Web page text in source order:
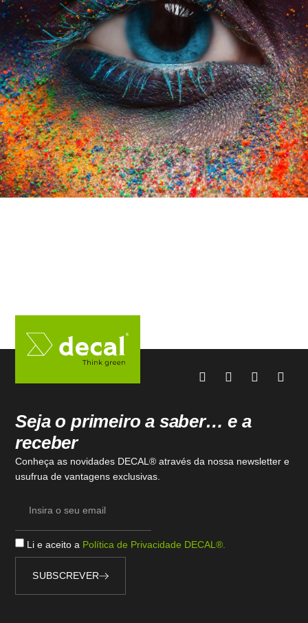
Seja o primeiro a saber… e a
receber
Conheça as novidades DECAL® através da nossa newsletter e
usufrua de vantagens exclusivas.
Li e aceito a Política de Privacidade DECAL®.
SUBSCREVER